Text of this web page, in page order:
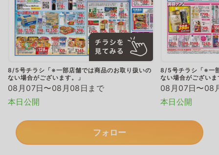
8/5号チラシ「※一部店舗では商品のお取り扱いの
ない場合がございます。」
08月07日〜08月08日まで
本日公開
8/5号チラシ「※一
ない場合がございま
08月07日〜08
本日公開
フォロー